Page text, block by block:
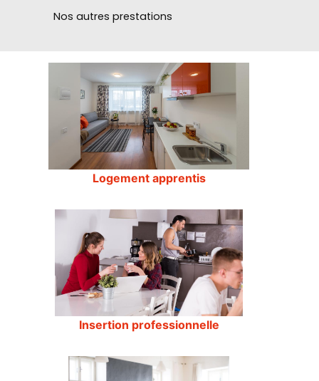
Nos autres prestations
Logement apprentis
Insertion professionnelle